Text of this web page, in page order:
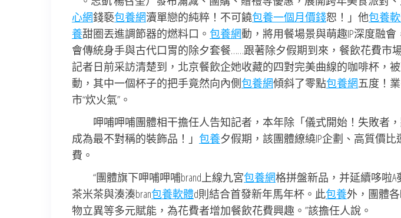
心網錢褻包養網瀆單戀的純粹！不可饒包養一個月價錢恕！」他包養
養甜圈丟進調節器的燃料口。 包養網動，將用餐場景與萌趣IP深度融會
會傳統身手與古代口胃的除夕套餐……跟著除夕假期到來，餐飲花費市
記者日前采訪清楚到，北京餐飲企她收藏的四對完美曲線的咖啡杯，
動，其中一個杯子的把手竟然向內側包養網傾斜了零點包養網五度！
市“炊火氣”。
呷哺呷哺團體相干擔任人告知記者，本年除「儀式開始！失敗者
成為最不對稱的裝飾品！」 包養夕假期，該團體繚繞IP企劃、高質價
費。
“團體旗下呷哺呷哺brand上線九宮包養網格拼盤新品，并延續哆啦A
茶米茶與湊湊bran包養軟體d則結合首發新年馬年杯。此包養外，團體
物立異等多元賦能，為花費者增加餐飲花費興趣。”該擔任人說。